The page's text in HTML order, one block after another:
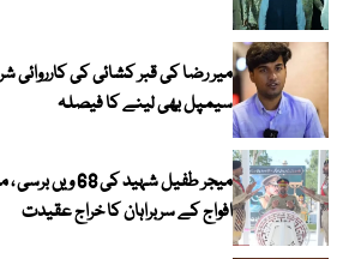
میر رضا کی قبر کشائی کی کارروائی
سیمپل بھی لینے کا فیصلہ
میجر طفیل شہید
افواج کے سربراہان کا خراج عقیدت